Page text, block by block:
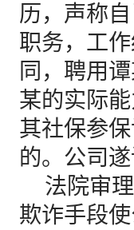
历，声称
职务，工
同，聘用
某的实际
其社保参
的。公司
法院审理
欺诈手段